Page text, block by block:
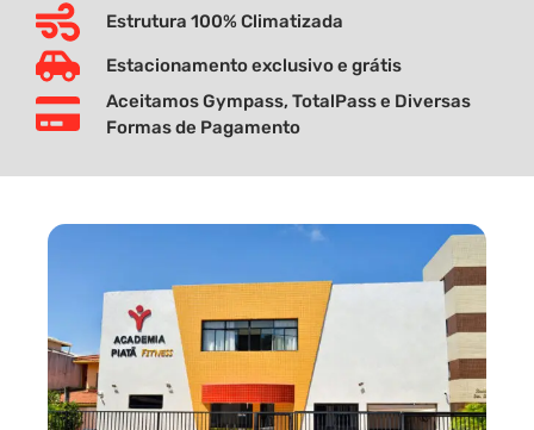
Estrutura 100% Climatizada
Estacionamento exclusivo e grátis
Aceitamos Gympass, TotalPass e Diversas
Formas de Pagamento